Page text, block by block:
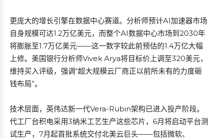
更庞大的增长引擎在数据中心赛道。分析师预计AI加速器市场
自身规模可达1.2万亿美元，而整个AI数据中心市场到2030年
将膨胀至1.7万亿美元——这一数字较此前预估的1.4万亿大幅
上修。美国银行分析师Vivek Arya将目标价上调至320美元，
维持买入评级，强调“超大规模云厂商正以前所未有的力度砸
钱布局”。
技术层面，英伟达新一代Vera-Rubin架构已进入投产阶段。
代工厂台积电采用3纳米工艺生产这些芯片，6月将启动平台测
试生产，7月起首批系统交付北美云巨头——包括微软、